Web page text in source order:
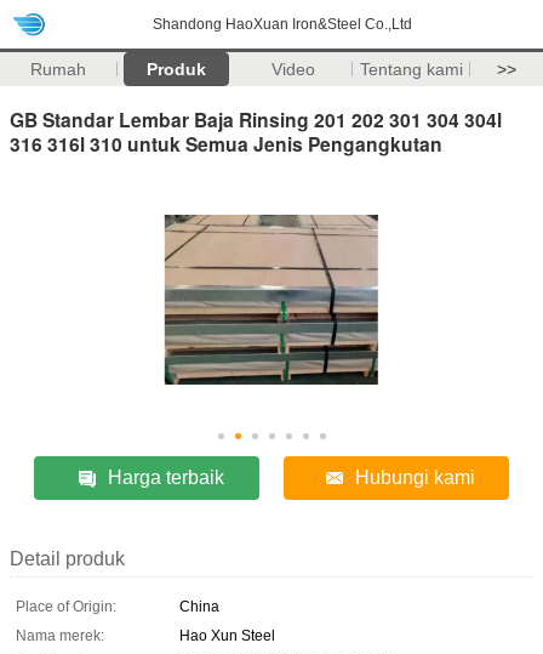
Shandong HaoXuan Iron&Steel Co.,Ltd
Rumah Produk Video Tentang kami >>
GB Standar Lembar Baja Rinsing 201 202 301 304 304l
316 316l 310 untuk Semua Jenis Pengangkutan
Harga terbaik Hubungi kami
Detail produk
Place of Origin:
China
Nama merek:
Hao Xun Steel